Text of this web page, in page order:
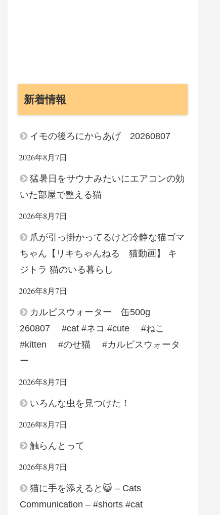
新着情報
イモの後ろにからあげ 20260807
2026年8月7日
猛暑日をサウナみたいにエアコンの効
いた部屋で整える猫
2026年8月7日
爪が引っ掛かってるけど冷静な猫ゴマ
ちゃん【リキちゃんねる 猫動画】 キ
ジトラ 猫のいる暮らし
2026年8月7日
カルピスウォーター 缶500g
260807 #cat #ネコ #cute #ねこ
#kitten #のせ猫 #カルピスウォータ
ー
2026年8月7日
いろんな虫を見つけた！
2026年8月7日
触らんとって
2026年8月7日
猫に手を添えると😺 – Cats
Communication – #shorts #cat